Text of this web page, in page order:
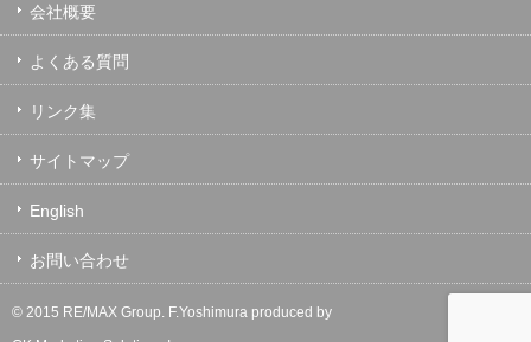
会社概要
よくある質問
リンク集
サイトマップ
English
お問い合わせ
© 2015 RE/MAX Group. F.Yoshimura produced by